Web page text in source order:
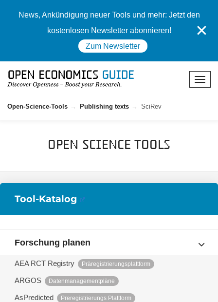
News, Ankündigung neuer Tools und mehr: Jetzt den
kostenlosen Newsletter abonnieren!
Zum Newsletter
✕
Open-Science-Tools Publishing texts SciRev
Open Science Tools
Tool-Katalog
Forschung planen
AEA RCT Registry Präregistrierungsplattform
ARGOS Datenmanagementpläne
AsPredicted Preregistrierungs Plattform